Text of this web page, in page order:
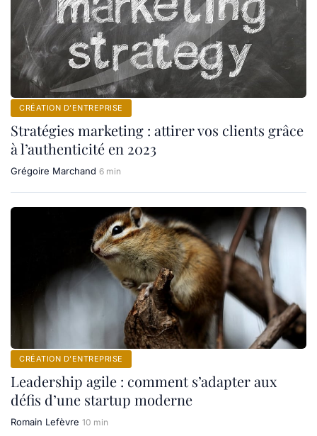
CRÉATION D’ENTREPRISE
Stratégies marketing : attirer vos clients grâce
à l’authenticité en 2023
Grégoire Marchand 6 min
CRÉATION D’ENTREPRISE
Leadership agile : comment s’adapter aux
défis d’une startup moderne
Romain Lefèvre 10 min